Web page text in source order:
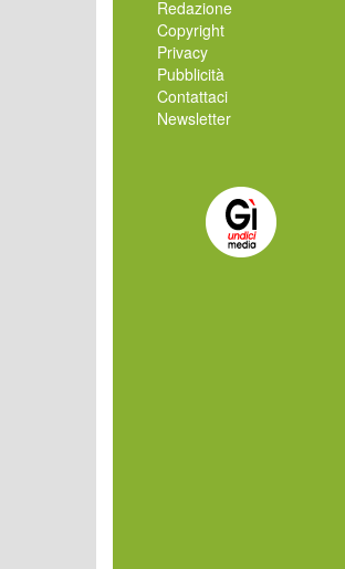
Redazione
Copyright
Privacy
Pubblicità
Contattaci
Newsletter